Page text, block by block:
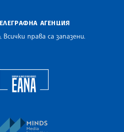
АГЕНЦИЯ
права са запазени.
of the Balkan News Agencies
Newsroom